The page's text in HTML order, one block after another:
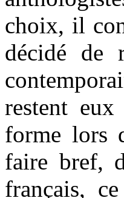
choix, il
décidé de
restent
forme lors
faire bref,
français,